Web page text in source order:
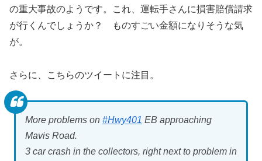
の重大事故のようです。これ、運転手さんに損害賠償請求
が行くんでしょうか？ ものすごい金額になりそうな気
が。
さらに、こちらのツイートに注目。
More problems on #Hwy401 EB approaching
Mavis Road.
3 car crash in the collectors, right next to problem in